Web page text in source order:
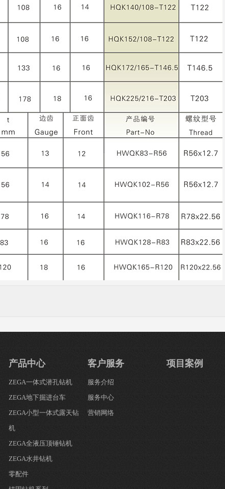
产品中心
ZEGA一体式潜孔钻机
ZEGA地下掘进台车
ZEGA小型一体式露天钻
机
ZEGA全液压顶锤钻机
ZEGA水井钻机
零配件
客户服务
服务介绍
服务中心
营销网络
项目案例